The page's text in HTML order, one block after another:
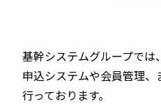
基幹システムグループでは
申込システムや会員管理
行っております。